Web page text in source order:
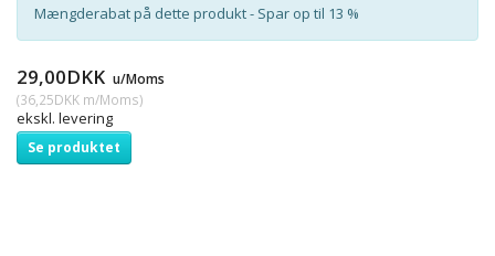
Mængderabat på dette produkt - Spar op til 13 %
29,00DKK u/Moms
(36,25DKK m/Moms)
ekskl. levering
Se produktet